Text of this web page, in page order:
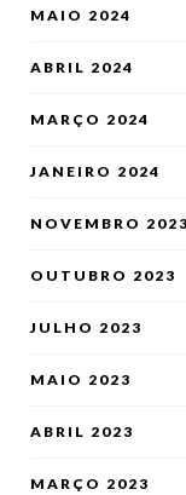
MAIO 2024
ABRIL 2024
MARÇO 2024
JANEIRO 2024
NOVEMBRO 2023
OUTUBRO 2023
JULHO 2023
MAIO 2023
ABRIL 2023
MARÇO 2023